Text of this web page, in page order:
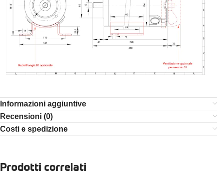
Informazioni aggiuntive
Recensioni (0)
Costi e spedizione
Prodotti correlati